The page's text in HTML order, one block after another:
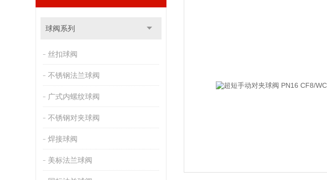
球阀系列
丝扣球阀
不锈钢法兰球阀
广式内螺纹球阀
不锈钢对夹球阀
焊接球阀
美标法兰球阀